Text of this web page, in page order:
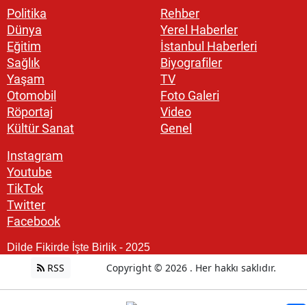
Politika
Dünya
Eğitim
Sağlık
Yaşam
Otomobil
Röportaj
Kültür Sanat
Rehber
Yerel Haberler
İstanbul Haberleri
Biyografiler
TV
Foto Galeri
Video
Genel
Instagram
Youtube
TikTok
Twitter
Facebook
Dilde Fikirde İşte Birlik - 2025
RSS Copyright © 2026 . Her hakkı saklıdır.